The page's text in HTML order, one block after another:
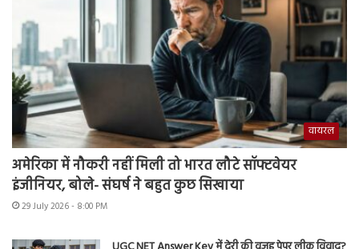
वायरल
अमेरिका में नौकरी नहीं मिली तो भारत लौटे सॉफ्टवेयर
इंजीनियर, बोले- संघर्ष ने बहुत कुछ सिखाया
29 July 2026 - 8:00 PM